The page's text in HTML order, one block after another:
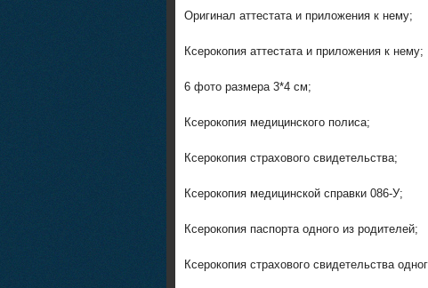
Оригинал аттестата и приложения к нему;
Ксерокопия аттестата и приложения к нему;
6 фото размера 3*4 см;
Ксерокопия медицинского полиса;
Ксерокопия страхового свидетельства;
Ксерокопия медицинской справки 086-У;
Ксерокопия паспорта одного из родителей;
Ксерокопия страхового свидетельства